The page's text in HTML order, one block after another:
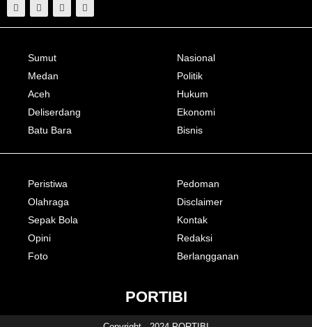
Sumut
Medan
Aceh
Deliserdang
Batu Bara
Nasional
Politik
Hukum
Ekonomi
Bisnis
Peristiwa
Olahraga
Sepak Bola
Opini
Foto
Pedoman
Disclaimer
Kontak
Redaksi
Berlangganan
PORTIBI